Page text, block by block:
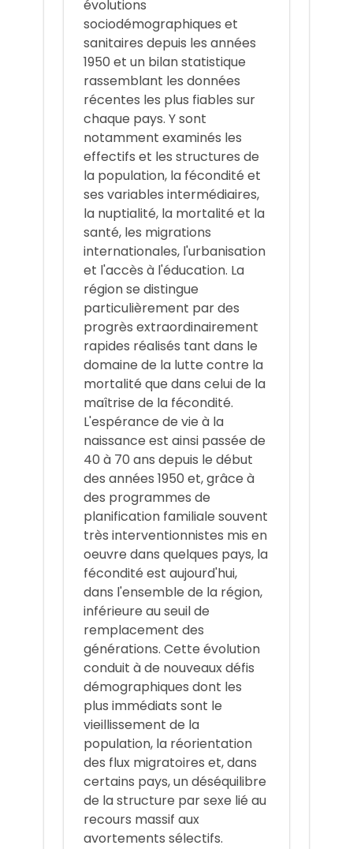
évolutions
sociodémographiques et
sanitaires depuis les années
1950 et un bilan statistique
rassemblant les données
récentes les plus fiables sur
chaque pays. Y sont
notamment examinés les
effectifs et les structures de
la population, la fécondité et
ses variables intermédiaires,
la nuptialité, la mortalité et la
santé, les migrations
internationales, l'urbanisation
et l'accès à l'éducation. La
région se distingue
particulièrement par des
progrès extraordinairement
rapides réalisés tant dans le
domaine de la lutte contre la
mortalité que dans celui de la
maîtrise de la fécondité.
L'espérance de vie à la
naissance est ainsi passée de
40 à 70 ans depuis le début
des années 1950 et, grâce à
des programmes de
planification familiale souvent
très interventionnistes mis en
oeuvre dans quelques pays, la
fécondité est aujourd'hui,
dans l'ensemble de la région,
inférieure au seuil de
remplacement des
générations. Cette évolution
conduit à de nouveaux défis
démographiques dont les
plus immédiats sont le
vieillissement de la
population, la réorientation
des flux migratoires et, dans
certains pays, un déséquilibre
de la structure par sexe lié au
recours massif aux
avortements sélectifs.